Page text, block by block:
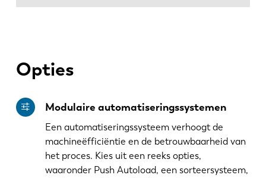
Opties
Modulaire automatiseringssystemen
Een automatiseringssysteem verhoogt de
machineëfficiëntie en de betrouwbaarheid van
het proces. Kies uit een reeks opties,
waaronder Push Autoload, een sorteersysteem,